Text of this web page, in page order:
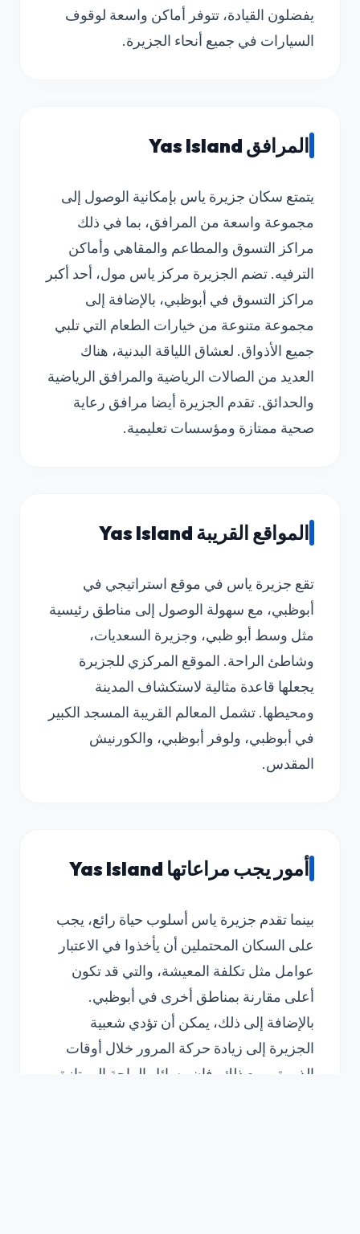
يفضلون القيادة، تتوفر أماكن واسعة لوقوف
السيارات في جميع أنحاء الجزيرة.
المرافق Yas Island
يتمتع سكان جزيرة ياس بإمكانية الوصول إلى
مجموعة واسعة من المرافق، بما في ذلك
مراكز التسوق والمطاعم والمقاهي وأماكن
الترفيه. تضم الجزيرة مركز ياس مول، أحد أكبر
مراكز التسوق في أبوظبي، بالإضافة إلى
مجموعة متنوعة من خيارات الطعام التي تلبي
جميع الأذواق. لعشاق اللياقة البدنية، هناك
العديد من الصالات الرياضية والمرافق الرياضية
والحدائق. تقدم الجزيرة أيضا مرافق رعاية
صحية ممتازة ومؤسسات تعليمية.
المواقع القريبة Yas Island
تقع جزيرة ياس في موقع استراتيجي في
أبوظبي، مع سهولة الوصول إلى مناطق رئيسية
مثل وسط أبو ظبي، وجزيرة السعديات،
وشاطئ الراحة. الموقع المركزي للجزيرة
يجعلها قاعدة مثالية لاستكشاف المدينة
ومحيطها. تشمل المعالم القريبة المسجد الكبير
في أبوظبي، ولوفر أبوظبي، والكورنيش
المقدس.
أمور يجب مراعاتها Yas Island
بينما تقدم جزيرة ياس أسلوب حياة رائع، يجب
على السكان المحتملين أن يأخذوا في الاعتبار
عوامل مثل تكلفة المعيشة، والتي قد تكون
أعلى مقارنة بمناطق أخرى في أبوظبي.
بالإضافة إلى ذلك، يمكن أن تؤدي شعبية
الجزيرة إلى زيادة حركة المرور خلال أوقات
الذروة. ومع ذلك، فإن وسائل الراحة الممتازة